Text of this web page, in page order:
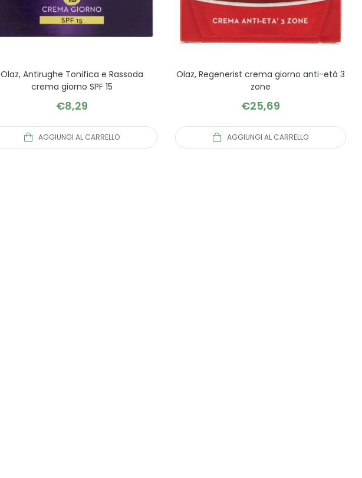
Olaz, Antirughe Tonifica e Rassoda
crema giorno SPF 15
€8,29
AGGIUNGI AL CARRELLO
Olaz, Regenerist crema giorno anti-età 3
zone
€25,69
AGGIUNGI AL CARRELLO